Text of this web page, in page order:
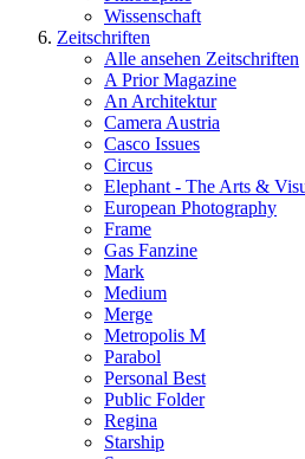
Wissenschaft
Zeitschriften
Alle ansehen Zeitschriften
A Prior Magazine
An Architektur
Camera Austria
Casco Issues
Circus
Elephant - The Arts &
European Photography
Frame
Gas Fanzine
Mark
Medium
Merge
Metropolis M
Parabol
Personal Best
Public Folder
Regina
Starship